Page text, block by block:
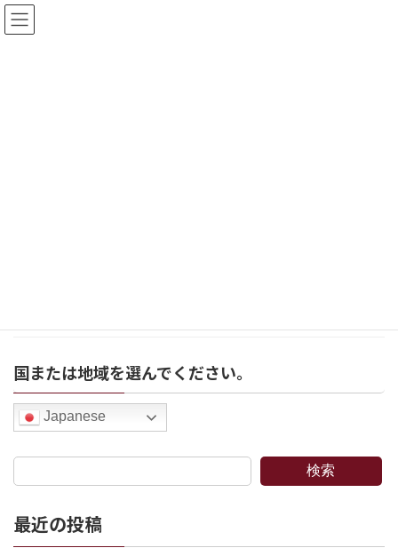
コ
ン
ナ
ビ
国または地域を選んでください。
Japanese
検索
最近の投稿